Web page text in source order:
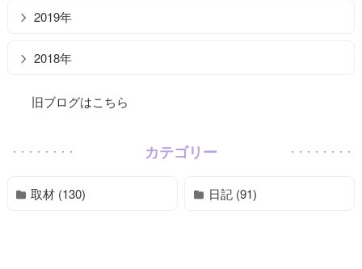
2019年
2018年
旧ブログはこちら
カテゴリー
取材 (130) 日記 (91)